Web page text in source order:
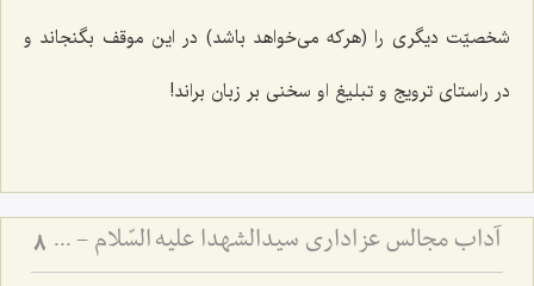
شخصیّت دیگری را (هرکه می‌خواهد باشد) در این موقف بگنجاند و
در راستای ترویج و تبلیغ او سخنی بر زبان براند!
آداب مجالس عزاداری سیدالشهدا علیه السّلام - و دستورات بزرگان راجع به ماه‌های محرم و صفر 8